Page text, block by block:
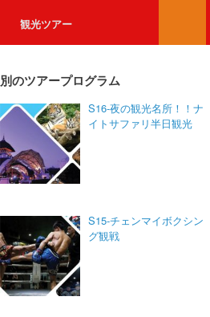
観光ツアー
別のツアープログラム
S16-夜の観光名所！！ナ
イトサファリ半日観光
S15-チェンマイボクシン
グ観戦